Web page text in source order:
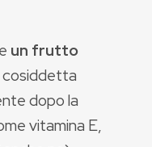
un frutto
cosiddetta
dopo la
vitamina E,